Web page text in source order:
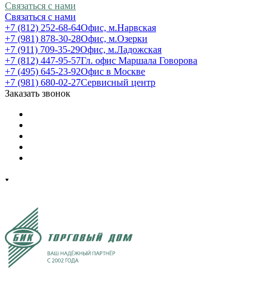
Связаться с нами
Связаться с нами
+7 (812) 252-68-64Офис, м.Нарвская
+7 (981) 878-30-28Офис, м.Озерки
+7 (911) 709-35-29Офис, м.Ладожская
+7 (812) 447-95-57Гл. офис Маршала Говорова
+7 (495) 645-23-92Офис в Москве
+7 (981) 680-02-27Сервисный центр
Заказать звонок